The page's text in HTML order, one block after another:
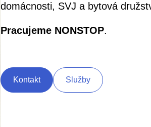
domácnosti, SVJ a bytová
Pracujeme NONSTOP.
Kontakt Služby